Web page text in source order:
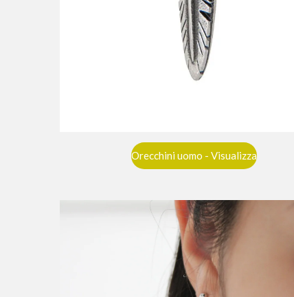
Orecchini uomo - Visualizza